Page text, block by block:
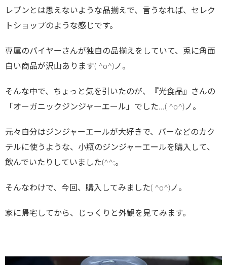
count-
cache.php
レブンとは思えないような品揃えで、言うなれば、セレク
トショップのような感じです。
専属のバイヤーさんが独自の品揃えをしていて、兎に角面
白い商品が沢山あります( ^o^)ノ。
そんな中で、ちょっと気を引いたのが、『光食品』さんの
「オーガニックジンジャーエール」でした…( ^o^)ノ。
元々自分はジンジャーエールが大好きで、バーなどのカク
テルに使うような、小瓶のジンジャーエールを購入して、
飲んでいたりしていました(^^;。
そんなわけで、今回、購入してみました( ^o^)ノ。
家に帰宅してから、じっくりと外観を見てみます。